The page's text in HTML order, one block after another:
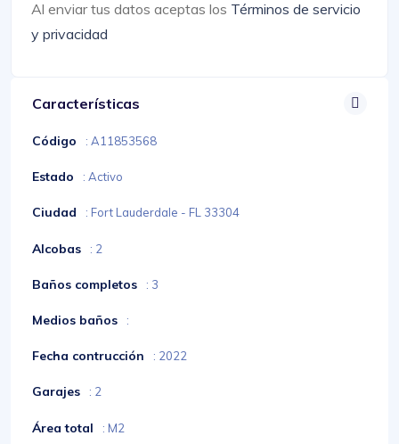
Al enviar tus datos aceptas los Términos de servicio
y privacidad
Características
Código : A11853568
Estado : Activo
Ciudad : Fort Lauderdale - FL 33304
Alcobas : 2
Baños completos : 3
Medios baños :
Fecha contrucción : 2022
Garajes : 2
Área total : M2